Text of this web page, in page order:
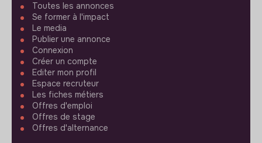
Toutes les annonces
Se former à l'impact
Le media
Publier une annonce
Connexion
Créer un compte
Editer mon profil
Espace recruteur
Les fiches métiers
Offres d'emploi
Offres de stage
Offres d'alternance